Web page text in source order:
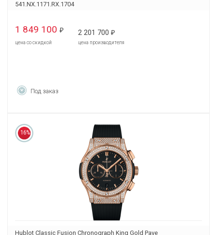
541.NX.1171.RX.1704
1 849 100 ₽
цена со скидкой
2 201 700 ₽
цена производителя
Под заказ
16%
Hublot Classic Fusion Chronograph King Gold Pave